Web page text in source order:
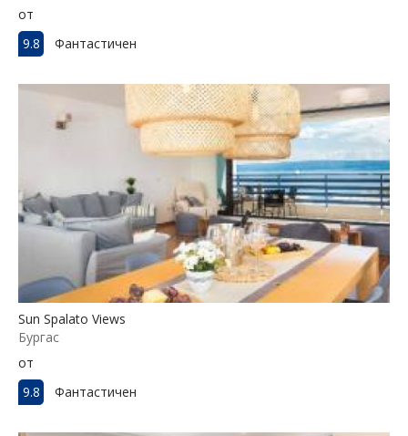
от
9.8
Фантастичен
Sun Spalato Views
Бургас
от
9.8
Фантастичен